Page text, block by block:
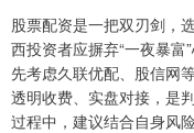
股票配资是一把双刃剑，
西投资者应摒弃“一夜暴
先考虑久联优配、股信网
透明收费、实盘对接，是
过程中，建议结合自身风